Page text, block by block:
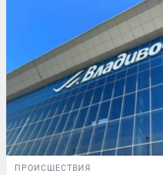
ПРОИСШЕСТВИЯ